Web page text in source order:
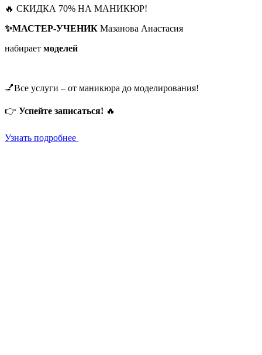
🔥 СКИДКА 70% НА МАНИКЮР!
✨МАСТЕР-УЧЕНИК Мазанова Анастасия
набирает моделей
💅Все услуги – от маникюра до моделирования!
👉 Успейте записаться! 🔥
Узнать подробнее